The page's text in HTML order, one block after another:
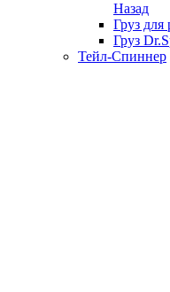
Назад
Груз для
Груз
Тейл-Спиннер